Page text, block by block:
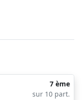
7 ème
sur 10 part.